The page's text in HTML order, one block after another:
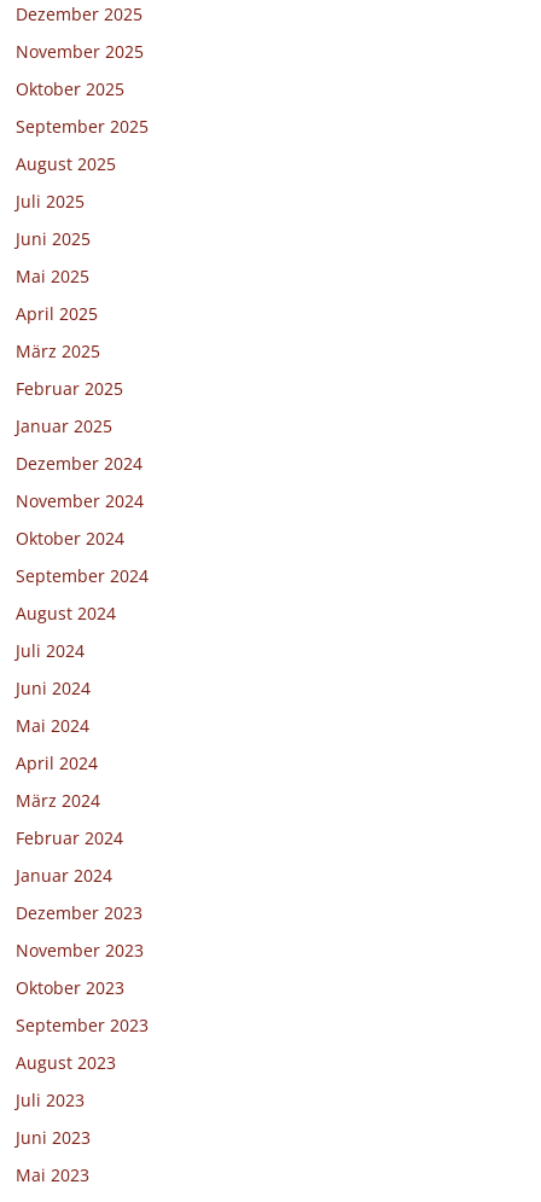
Dezember 2025
November 2025
Oktober 2025
September 2025
August 2025
Juli 2025
Juni 2025
Mai 2025
April 2025
März 2025
Februar 2025
Januar 2025
Dezember 2024
November 2024
Oktober 2024
September 2024
August 2024
Juli 2024
Juni 2024
Mai 2024
April 2024
März 2024
Februar 2024
Januar 2024
Dezember 2023
November 2023
Oktober 2023
September 2023
August 2023
Juli 2023
Juni 2023
Mai 2023